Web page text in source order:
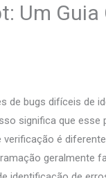
Um
bugs difíceis de
significa que
verificação é
geralmente